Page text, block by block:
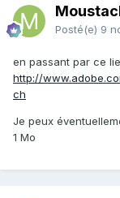
Posté(e) 9
en passant par ce
http://
ch
Je peux
1 Mo